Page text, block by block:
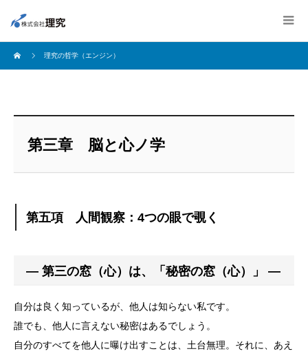
理究の哲学（エンジン）
第三章 脳と心ノ学
第五項 人間観察：4つの眼で覗く
― 第三の窓（心）は、「秘密の窓（心）」 ―
自分は良く知っているが、他人は知らない私です。
誰でも、他人に言えない秘密はあるでしょう。
自分のすべてを他人に曝け出すことは、土台無理。それに、あえ